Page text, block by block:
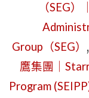
（SEG
Group（SEG） ,
鷹集團｜
Program